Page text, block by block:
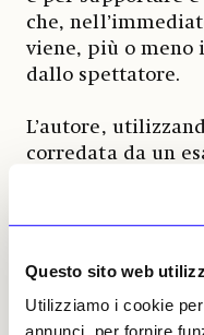
Questo sito web
Utilizziamo i cookie
che,
viene, più o meno
dallo spettatore.
L’autore,
corredata da un
fotografico, si
modo di guardare
prescindere del
dal paleolitico al